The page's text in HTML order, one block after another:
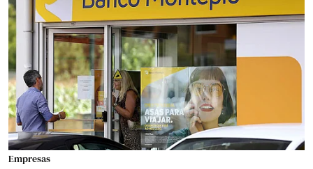
Empresas